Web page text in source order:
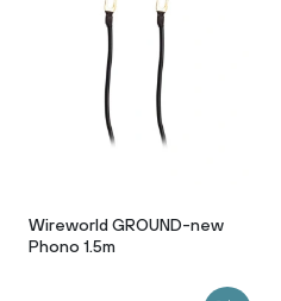
Wireworld GROUND-new
Phono 1.5m